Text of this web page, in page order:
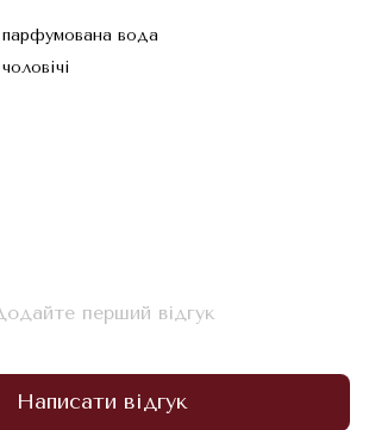
парфумована вода
чоловічі
перший відгук
Написати відгук